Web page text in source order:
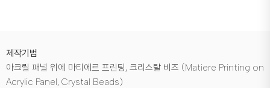
제작기법
아크릴 패널 위에 마티에르 프린팅, 크리스탈 비즈 (Matiere Printing on
Acrylic Panel, Crystal Beads)